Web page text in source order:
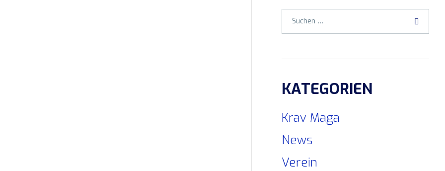
KATEGORIEN
Krav Maga
News
Verein